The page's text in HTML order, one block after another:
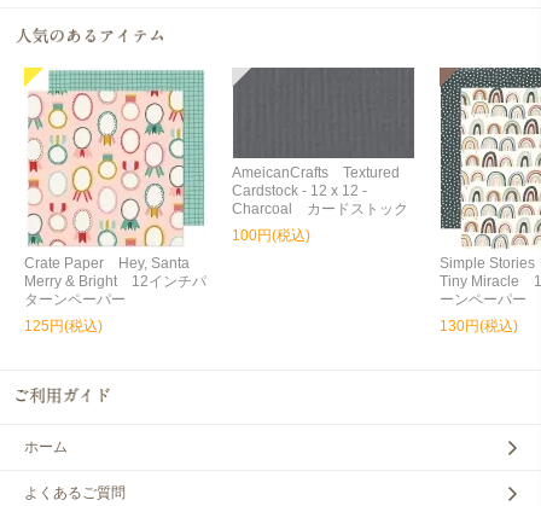
Crate Paper Hey, Santa
Merry & Bright 12インチパ
ターンペーパー
125円(税込)
AmeicanCrafts Textured
Cardstock - 12 x 12 -
Charcoal カードストック
100円(税込)
Simple
Tiny Miracle
ーンペーパー
130円(税込)
ホーム
よくあるご質問